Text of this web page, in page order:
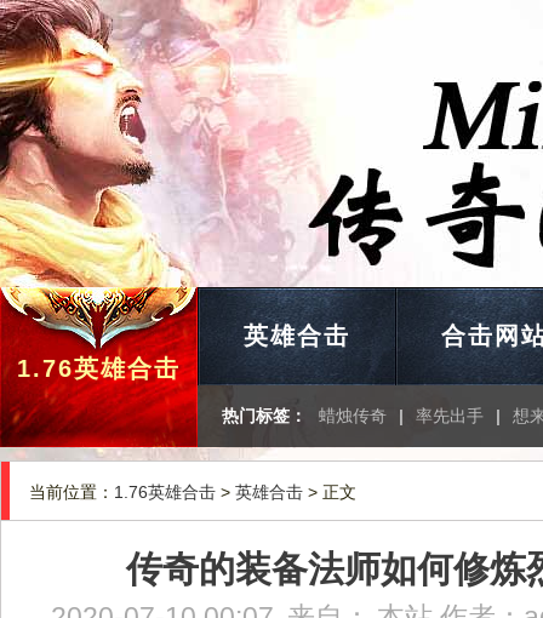
1.76英雄合击
英雄合击 合击网
热门标签： 蜡烛传奇 | 率先出手 | 想
当前位置： 1.76英雄合击 > 英雄合击 > 正文
传奇的装备法师如何修炼